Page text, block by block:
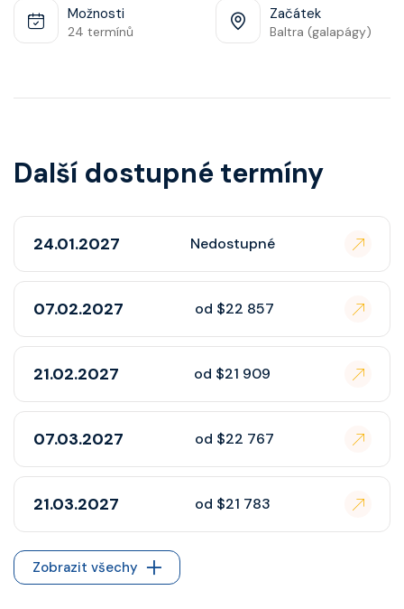
Možnosti
24 termínů
Začátek
Baltra (galapágy)
Další dostupné termíny
24.01.2027 Nedostupné
07.02.2027 od $22 857
21.02.2027 od $21 909
07.03.2027 od $22 767
21.03.2027 od $21 783
Zobrazit všechy